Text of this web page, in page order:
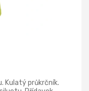
Kulatý průkrčník.